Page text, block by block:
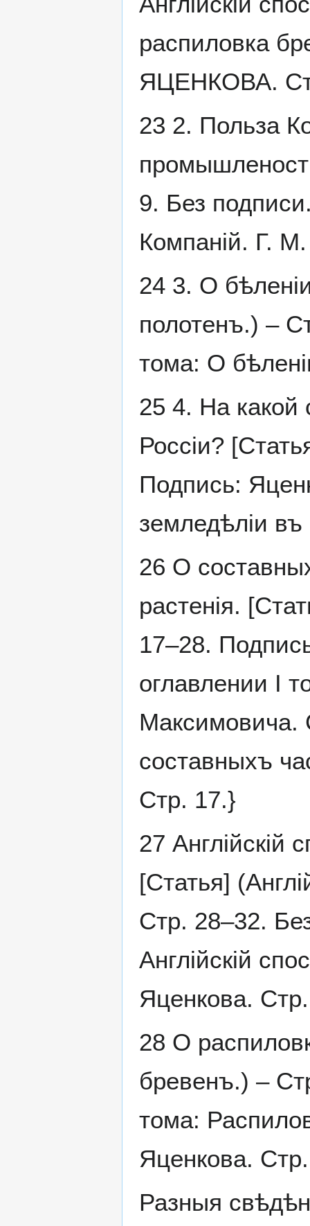
распиловка
ЯЦЕНКОВА.
23 2. Польза
9. Без
Компаній. Г.
24 3. О
полотенъ.) –
тома: О
25 4. На какой
Россіи?
Подпись:
земледѣліи
26 О
растенія.
17–28.
оглавлении I
составныхъ
Стр. 17.}
27 Англійскій
[Статья]
Стр. 28–32.
Англійскій
Яценкова.
28 О
бревенъ.) –
тома:
Яценкова.
Разныя